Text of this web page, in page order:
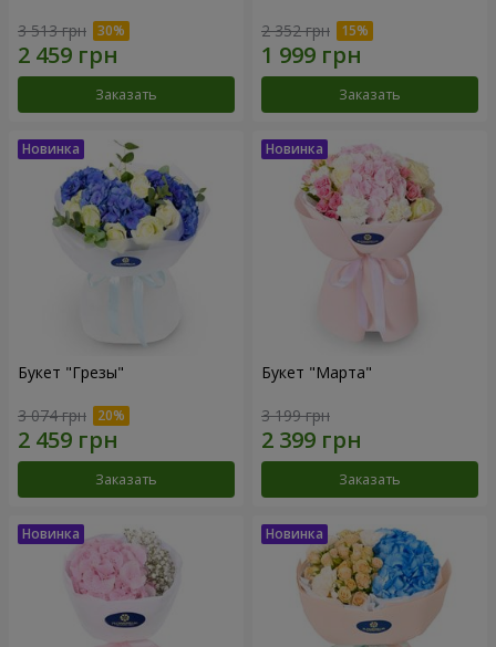
3 513 грн
Заказать
2 352 грн
Заказать
Букет "Грезы"
3 074 грн
Заказать
Букет "Марта"
3 199 грн
Заказать